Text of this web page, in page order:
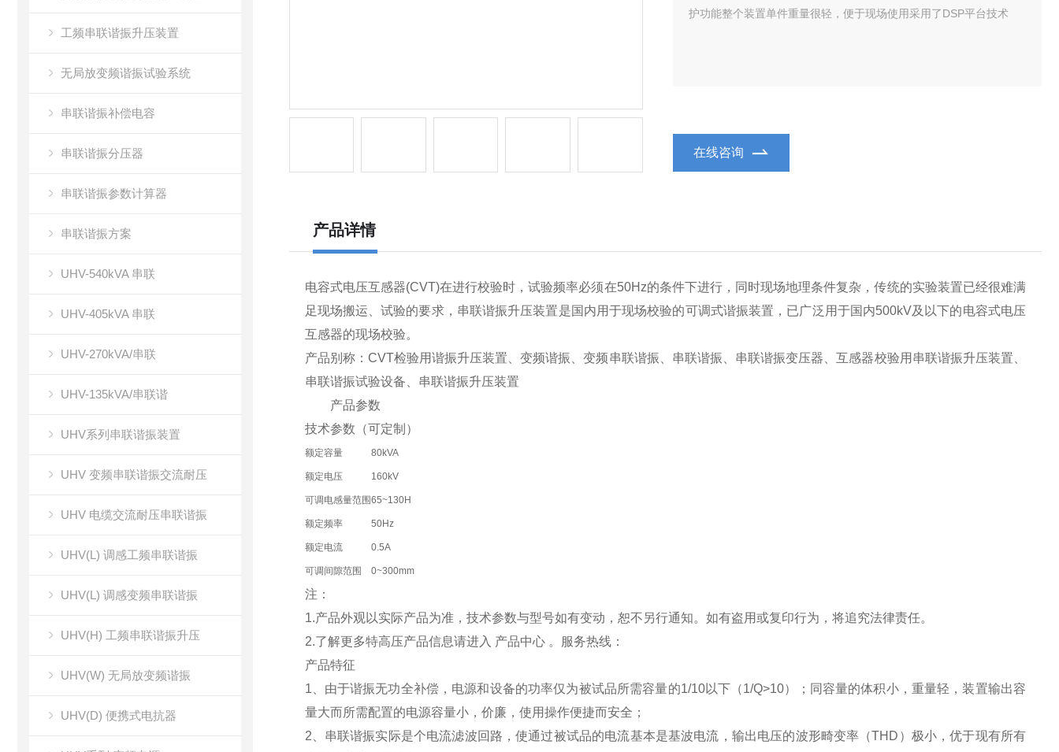
工频串联谐振升压装置
无局放变频谐振试验系统
串联谐振补偿电容
串联谐振分压器
串联谐振参数计算器
串联谐振方案
UHV-540kVA 串联
UHV-405kVA 串联
UHV-270kVA/串联
UHV-135kVA/串联谐
UHV系列串联谐振装置
UHV 变频串联谐振交流耐压
UHV 电缆交流耐压串联谐振
UHV(L) 调感工频串联谐振
UHV(L) 调感变频串联谐振
UHV(H) 工频串联谐振升压
UHV(W) 无局放变频谐振
UHV(D) 便携式电抗器
护功能整个装置单件重量很轻，便于现场使用采用了DSP平台技术
在线咨询
产品详情
电容式电压互感器(CVT)在进行校验时，试验频率必须在50Hz的条件下进行，同时现场地理条件复杂，传统的实验装置已经很难满
足现场搬运、试验的要求，串联谐振升压装置是国内用于现场校验的可调式谐振装置，已广泛用于国内500kV及以下的电容式电压
互感器的现场校验。
产品别称：CVT检验用谐振升压装置、变频谐振、变频串联谐振、串联谐振、串联谐振变压器、互感器校验用串联谐振升压装置、
串联谐振试验设备、串联谐振升压装置
产品参数
技术参数 （可定制）
额定容量 80kVA
额定电压 160kV
可调电感量范围65~130H
额定频率 50Hz
额定电流 0.5A
可调间隙范围 0~300mm
注：
1.产品外观以实际产品为准，技术参数与型号如有变动，恕不另行通知。如有盗用或复印行为，将追究法律责任。
2.了解更多特高压产品信息请进入 产品中心 。服务热线：
产品特征
1、由于谐振无功全补偿，电源和设备的功率仅为被试品所需容量的1/10以下（1/Q>10）；同容量的体积小，重量轻，装置输出容
量大而所需配置的电源容量小，价廉，使用操作便捷而安全；
2、串联谐振实际是个电流滤波回路，使通过被试品的电流基本是基波电流，输出电压的波形畸变率（THD）极小，优于现有所有